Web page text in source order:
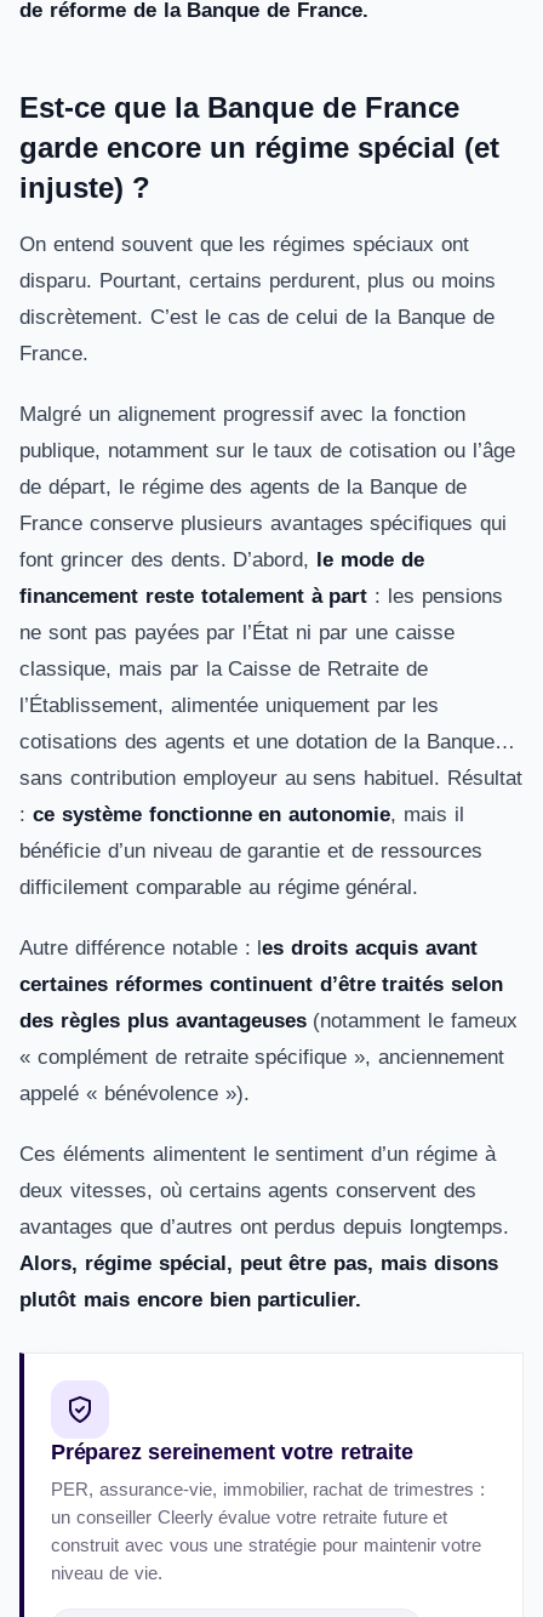
de réforme de la Banque de France.
Est‑ce que la Banque de France
garde encore un régime spécial (et
injuste) ?
On entend souvent que les régimes spéciaux ont
disparu. Pourtant, certains perdurent, plus ou moins
discrètement. C’est le cas de celui de la Banque de
France.
Malgré un alignement progressif avec la fonction
publique, notamment sur le taux de cotisation ou l’âge
de départ, le régime des agents de la Banque de
France conserve plusieurs avantages spécifiques qui
font grincer des dents. D’abord, le mode de
financement reste totalement à part : les pensions
ne sont pas payées par l’État ni par une caisse
classique, mais par la Caisse de Retraite de
l’Établissement, alimentée uniquement par les
cotisations des agents et une dotation de la Banque…
sans contribution employeur au sens habituel. Résultat
: ce système fonctionne en autonomie, mais il
bénéficie d’un niveau de garantie et de ressources
difficilement comparable au régime général.
Autre différence notable : les droits acquis avant
certaines réformes continuent d’être traités selon
des règles plus avantageuses(notamment le fameux
« complément de retraite spécifique », anciennement
appelé « bénévolence »).
Ces éléments alimentent le sentiment d’un régime à
deux vitesses, où certains agents conservent des
avantages que d’autres ont perdus depuis longtemps.
Alors, régime spécial, peut être pas, mais disons
plutôt mais encore bien particulier.
Préparez sereinement votre retraite
PER, assurance-vie, immobilier, rachat de trimestres :
un conseiller Cleerly évalue votre retraite future et
construit avec vous une stratégie pour maintenir votre
niveau de vie.